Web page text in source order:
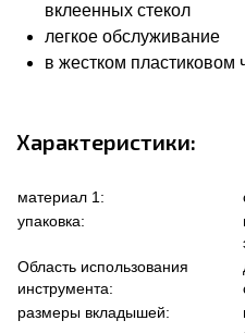
вклеенных стекол
легкое обслуживание
в жестком пластиковом
Характеристики:
материал 1:
упаковка:
Область использования
инструмента:
размеры вкладышей: